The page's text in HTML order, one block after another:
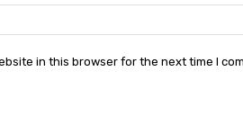
in this browser for the next time I